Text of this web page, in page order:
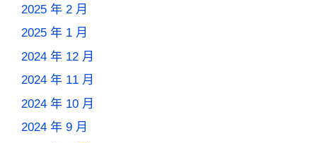
2025 年 2 月
2025 年 1 月
2024 年 12 月
2024 年 11 月
2024 年 10 月
2024 年 9 月